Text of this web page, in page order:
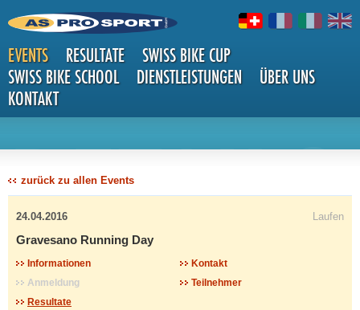
EVENTS RESULTATE
SWISS BIKE CUP
SWISS BIKE SCHOOL
DIENSTLEISTUNGEN
ÜBER UNS
KONTAKT
DETAILS
zurück zu allen Events
24.04.2016 Laufen
Gravesano Running Day
Informationen
Kontakt
Anmeldung
Teilnehmer
Resultate